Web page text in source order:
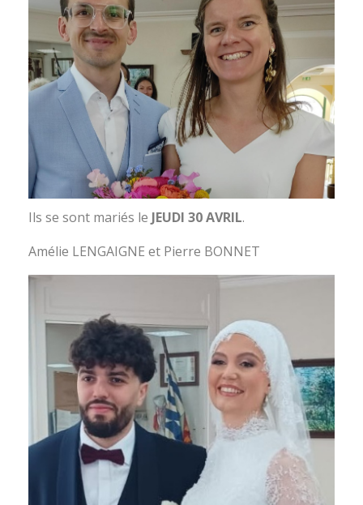
Ils se sont mariés le JEUDI 30 AVRIL.
Amélie LENGAIGNE et Pierre BONNET